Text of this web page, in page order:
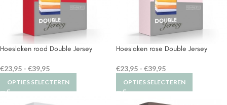
Hoeslaken rood Double Jersey
€23,95 - €39,95
OPTIES SELECTEREN
Hoeslaken rose Double Jersey
€23,95 - €39,95
OPTIES SELECTEREN